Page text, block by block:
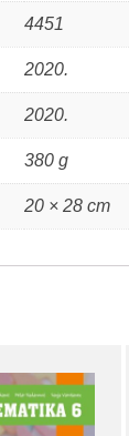
4451
2020.
2020.
380 g
20 × 28 cm